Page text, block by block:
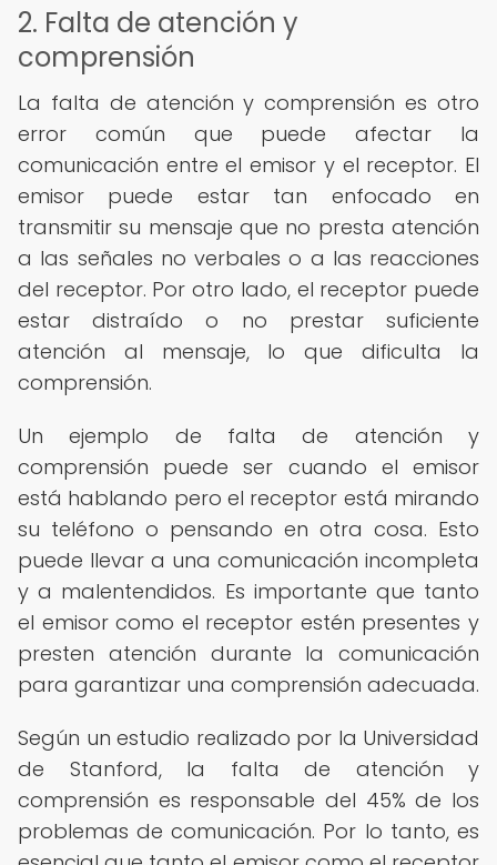
2. Falta de atención y
comprensión
La falta de atención y comprensión es otro
error común que puede afectar la
comunicación entre el emisor y el receptor. El
emisor puede estar tan enfocado en
transmitir su mensaje que no presta atención
a las señales no verbales o a las reacciones
del receptor. Por otro lado, el receptor puede
estar distraído o no prestar suficiente
atención al mensaje, lo que dificulta la
comprensión.
Un ejemplo de falta de atención y
comprensión puede ser cuando el emisor
está hablando pero el receptor está mirando
su teléfono o pensando en otra cosa. Esto
puede llevar a una comunicación incompleta
y a malentendidos. Es importante que tanto
el emisor como el receptor estén presentes y
presten atención durante la comunicación
para garantizar una comprensión adecuada.
Según un estudio realizado por la Universidad
de Stanford, la falta de atención y
comprensión es responsable del 45% de los
problemas de comunicación. Por lo tanto, es